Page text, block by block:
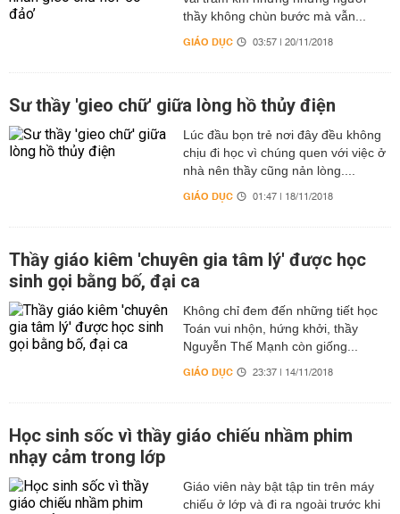
thầy không chùn bước mà vẫn...
GIÁO DỤC 03:57 | 20/11/2018
Sư thầy 'gieo chữ' giữa lòng hồ thủy điện
Lúc đầu bọn trẻ nơi đây đều không
chịu đi học vì chúng quen với việc ở
nhà nên thầy cũng nản lòng....
GIÁO DỤC 01:47 | 18/11/2018
Thầy giáo kiêm 'chuyên gia tâm lý' được học
sinh gọi bằng bố, đại ca
Không chỉ đem đến những tiết học
Toán vui nhộn, hứng khởi, thầy
Nguyễn Thế Mạnh còn giống...
GIÁO DỤC 23:37 | 14/11/2018
Học sinh sốc vì thầy giáo chiếu nhầm phim
nhạy cảm trong lớp
Giáo viên này bật tập tin trên máy
chiếu ở lớp và đi ra ngoài trước khi